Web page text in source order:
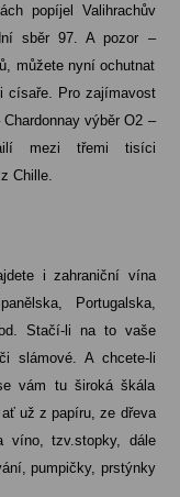
popíjel Valihrachův
sběr 97. A pozor –
můžete nyní ochutnat
císaře. Pro zajímavost
výběr O2 –
mezi třemi tisíci
Chille.
i zahraniční vína
Portugalska,
Stačí-li na to vaše
slámové. A chcete-li
vám tu široká škála
už z papíru, ze dřeva
víno, tzv.stopky, dále
pumpičky, prstýnky